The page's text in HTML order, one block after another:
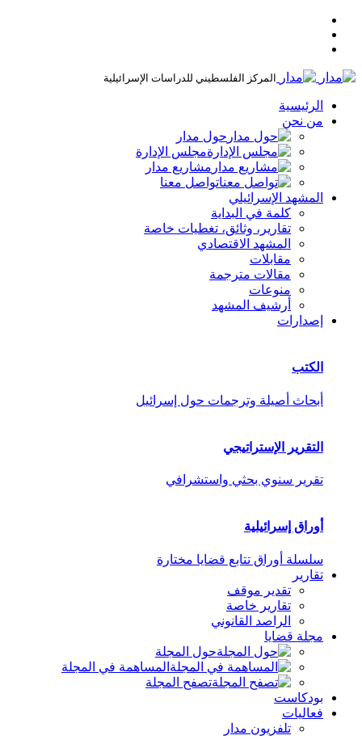
المركز الفلسطيني للدراسات الإسرائيلية
الرئيسية
من نحن
حول مدار
مجلس الإدارة
مشاريع مدار
تواصل معنا
المشهد الإسرائيلي
كلمة في البداية
تقارير، وثائق، تغطيات خاصة
المشهد الاقتصادي
مقابلات
مقالات مترجمة
منوعات
أرشيف المشهد
إصدارات
الكتب
أبحاث أصيلة وترجمات حول إسرائيل
التقرير الإستراتيجي
تقرير سنوي بحثي واستشرافي
أوراق إسرائيلية
سلسلة أوراق تتابع قضايا مختارة
تقارير
تقدير موقف
تقارير خاصة
الراصد القانوني
مجلة قضايا
حول المجلة
المساهمة في المجلة
تصفح المجلة
بودكاست
فعاليات
تلفزيون مدار